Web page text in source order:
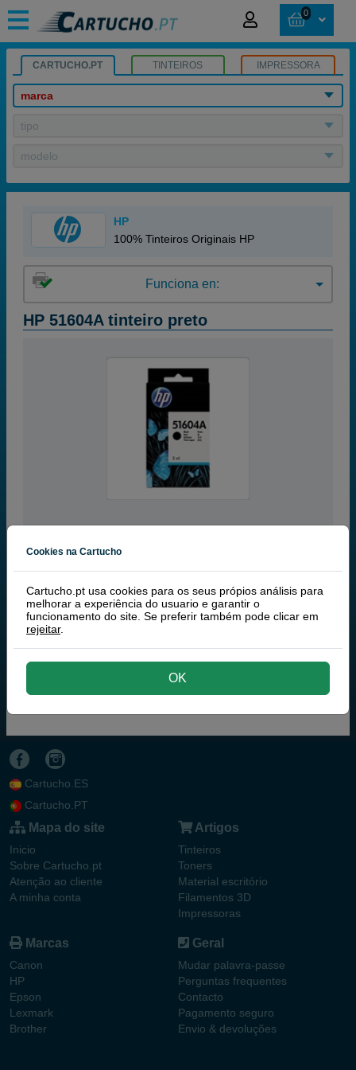
0
CARTUCHO.PT TINTEIROS IMPRESSORA
marca
tipo
modelo
HP
100% Tinteiros Originais HP
Funciona en:
HP 51604A tinteiro preto
preto
RECEBA EM 24 HORAS
HP 51604A tinteiro preto
comprar >
TINTEIROSHP 51604A TINTEIRO PRETO
Cartucho.ES
Cartucho.PT
Mapa do site
Inicio
Sobre Cartucho.pt
Atenção ao cliente
A minha conta
Artigos
Tinteiros
Toners
Material escritório
Filamentos 3D
Impressoras
Marcas
Canon
HP
Epson
Lexmark
Brother
Geral
Mudar palavra-passe
Perguntas frequentes
Contacto
Pagamento seguro
Envio & devoluções
Cookies na Cartucho
Cartucho.pt usa cookies para os seus própios análisis para
melhorar a experiência do usuario e garantir o
funcionamento do site. Se preferir também pode clicar em
rejeitar.
OK